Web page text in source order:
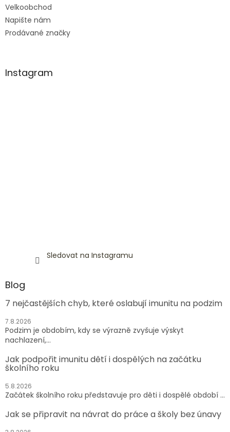
Velkoobchod
Napište nám
Prodávané značky
Instagram
Sledovat na Instagramu
Blog
7 nejčastějších chyb, které oslabují imunitu na podzim
7.8.2026
Podzim je obdobím, kdy se výrazně zvyšuje výskyt
nachlazení,...
Jak podpořit imunitu dětí i dospělých na začátku
školního roku
5.8.2026
Začátek školního roku představuje pro děti i dospělé období ...
Jak se připravit na návrat do práce a školy bez únavy